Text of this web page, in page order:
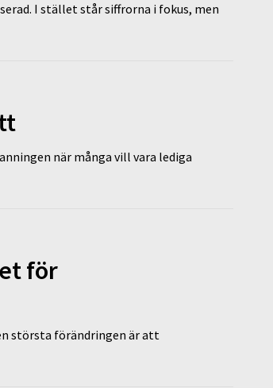
I stället står siffrorna i fokus, men
när många vill vara lediga
för
största förändringen är att